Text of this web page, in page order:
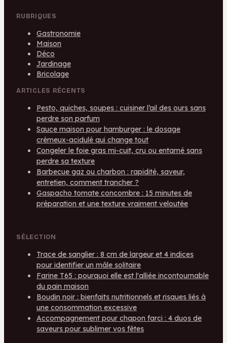
RUBRIQUES
Gastronomie
Maison
Déco
Jardinage
Bricolage
ARTICLES RÉCENTS
Pesto, quiches, soupes : cuisiner l’ail des ours sans
perdre son parfum
Sauce maison pour hamburger : le dosage
crémeux-acidulé qui change tout
Congeler le foie gras mi-cuit, cru ou entamé sans
perdre sa texture
Barbecue gaz ou charbon : rapidité, saveur,
entretien, comment trancher ?
Gaspacho tomate concombre : 15 minutes de
préparation et une texture vraiment veloutée
SÉLECTION
Trace de sanglier : 8 cm de largeur et 4 indices
pour identifier un mâle solitaire
Farine T65 : pourquoi elle est l'alliée incontournable
du pain maison
Boudin noir : bienfaits nutritionnels et risques liés à
une consommation excessive
Accompagnement pour chapon farci : 4 duos de
saveurs pour sublimer vos fêtes